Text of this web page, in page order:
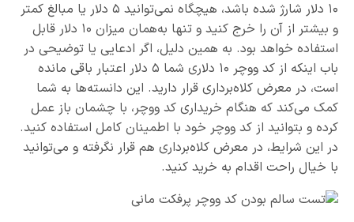
۱۰ دلار شارژ شده باشد، هیچگاه نمی‌توانید ۵ دلار یا مبالغ کمتر
و بیشتر از آن را خرج کنید و تنها به‌همان میزان ۱۰ دلار قابل
استفاده خواهد بود. به همین دلیل، اگر ادعایی یا توضیحی در
باب اینکه از کد ووچر ۱۰ دلاری شما ۵ دلار اعتبار باقی مانده
است، در معرض کلاه‌برداری قرار دارید. این دانسته‌ها به شما
کمک می‌کند که هنگام خریداری کد ووچر، با چشمان باز عمل
کرده و بتوانید از کد ووچر خود با اطمینان کامل استفاده کنید.
در این شرایط، در معرض کلاه‌برداری هم قرار نگرفته و می‌توانید
با خیال راحت اقدام به خرید کنید.